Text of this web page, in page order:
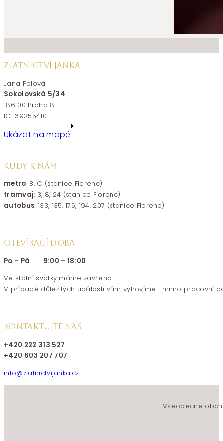
ZLATNICTVÍ JANKA
Jana Polová
Sokolovská 5/34
186 00 Praha 8
IČ: 69355410
Ukázat na mapě
KUDY K NÁM
metro: B, C (stanice Florenc)
tramvaj: 3, 8, 24 (stanice Florenc)
autobus: 133, 135, 175, 194, 207 (stanice Florenc)
OTEVÍRACÍ DOBA
Po – Pá 9:00 – 18:00
Ve státní svátky máme zavřeno.
V případě důležitých událostí vám vyhovíme i mimo pracovní
KONTAKTUJTE NÁS
+420 222 313 527
+420 603 207 707
info@zlatnictvijanka.cz
Všeobecné